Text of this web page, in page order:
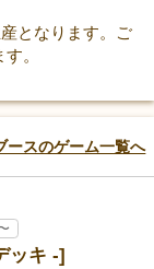
となります。ご
。
ースのゲーム一覧へ
ッキ -]